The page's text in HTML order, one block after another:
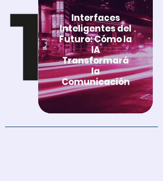
Interfaces
Inteligentes del
Futuro: Cómo la
IA
Transformará
la
Comunicación